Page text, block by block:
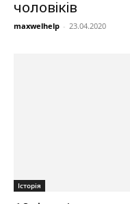
чоловіків
maxwelhelp - 23.04.2020
Історія